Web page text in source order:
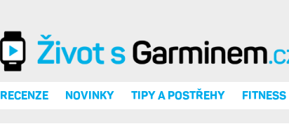
RECENZE NOVINKY TIPY A POSTŘEHY FITNESS